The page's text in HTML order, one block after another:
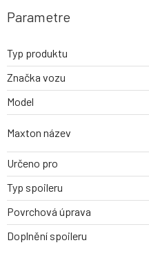
Parametre
Typ produktu
Značka vozu
Model
Maxton název
Určeno pro
Typ spoileru
Povrchová úprava
Doplnění spoileru